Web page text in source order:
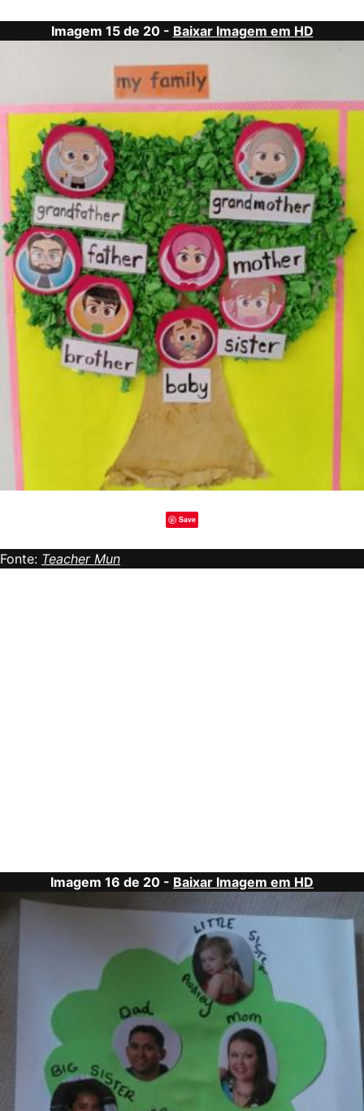
Imagem 15 de 20 - Baixar Imagem em HD
Save
Fonte: Teacher Mun
Imagem 16 de 20 - Baixar Imagem em HD